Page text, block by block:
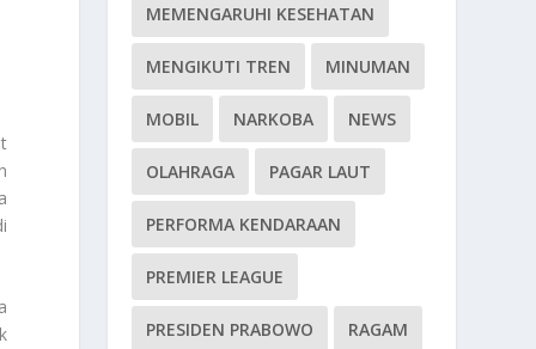
MEMENGARUHI KESEHATAN
MENGIKUTI TREN MINUMAN
MOBIL NARKOBA NEWS
OLAHRAGA PAGAR LAUT
PERFORMA KENDARAAN
PREMIER LEAGUE
PRESIDEN PRABOWO RAGAM